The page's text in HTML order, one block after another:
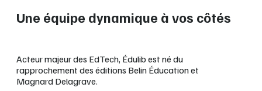
Une équipe dynamique à vos côtés
Acteur majeur des EdTech, Édulib est né du
rapprochement des éditions Belin Éducation et
Magnard Delagrave.